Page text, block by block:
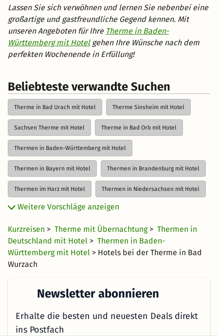
Lassen Sie sich verwöhnen und lernen Sie nebenbei eine
großartige und gastfreundliche Gegend kennen. Mit
unseren Angeboten für Ihre Therme in Baden-
Württemberg mit Hotelgehen Ihre Wünsche nach dem
perfekten Wochenende in Erfüllung!
Beliebteste verwandte Suchen
Therme in Bad Urach mit Hotel Therme Sinsheim mit Hotel
Sachsen Therme mit Hotel Therme in Bad Orb mit Hotel
Thermen in Baden-Württemberg mit Hotel
Thermen in Bayern mit Hotel Thermen in Brandenburg mit Hotel
Thermen im Harz mit Hotel Thermen in Niedersachsen mit Hotel
Thermen in NRW mit Hotel Therme in Rheinland-Pfalz mit Hotel
Thermen in Thüringen mit Hotel
Weitere Vorschläge anzeigen
Kurzreisen > Therme mit Übernachtung > Thermen in
Deutschland mit Hotel > Thermen in Baden-
Württemberg mit Hotel > Hotels bei der Therme in Bad
Wurzach
Newsletter abonnieren
Erhalte die besten und neuesten Deals direkt
ins Postfach